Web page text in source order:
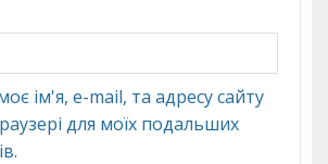
ім'я, e-mail, та адресу сайту
для моїх подальших